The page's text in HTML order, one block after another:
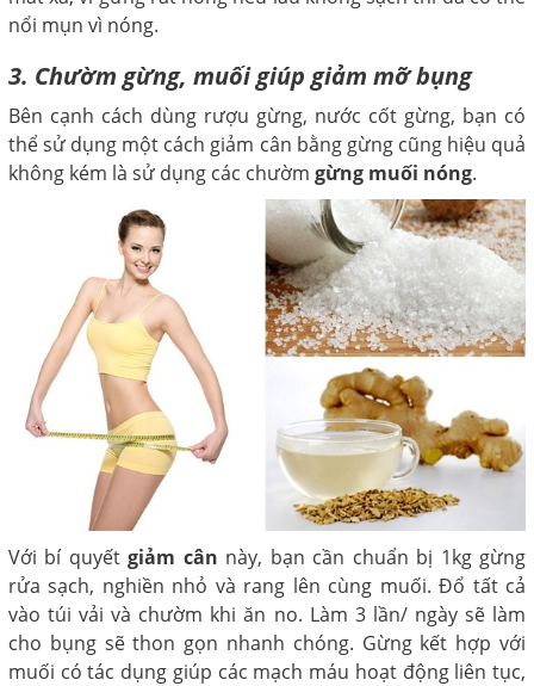
nổi mụn vì nóng.
3. Chườm gừng, muối giúp giảm mỡ bụng
Bên cạnh cách dùng rượu gừng, nước cốt gừng, bạn có
thể sử dụng một cách giảm cân bằng gừng cũng hiệu quả
không kém là sử dụng các chườm gừng muối nóng.
Với bí quyếtgiảm cân này, bạn cần chuẩn bị 1kg gừng
rửa sạch, nghiền nhỏ và rang lên cùng muối. Đổ tất cả
vào túi vải và chườm khi ăn no. Làm 3 lần/ ngày sẽ làm
cho bụng sẽ thon gọn nhanh chóng. Gừng kết hợp với
muối có tác dụng giúp các mạch máu hoạt động liên tục,